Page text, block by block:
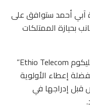
آبي أحمد ستوافق على
بحيازة الممتلكات
وفي يونيو، علّقت إثيوبيا بيع شركة “إثيو تليكوم Ethio Telecom”
إعطاء الأولوية
قبل إدراجها في